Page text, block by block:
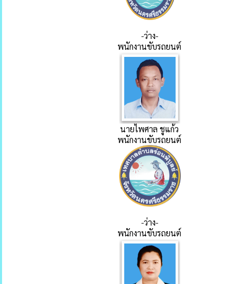
-ว่าง-
พนักงานขับรถยนต์
นายไพศาล ชูแก้ว
พนักงานขับรถยนต์
-ว่าง-
พนักงานขับรถยนต์